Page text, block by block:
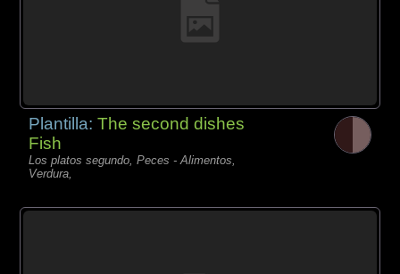
Plantilla:The second dishes
Fish
Los platos segundo, Peces - Alimentos,
Verdura,